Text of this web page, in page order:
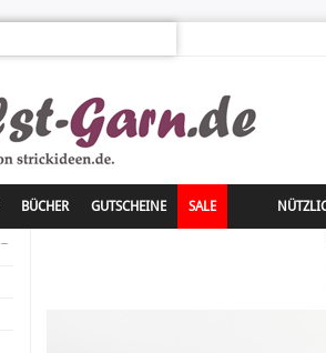
BÜCHER GUTSCHEINE SALE